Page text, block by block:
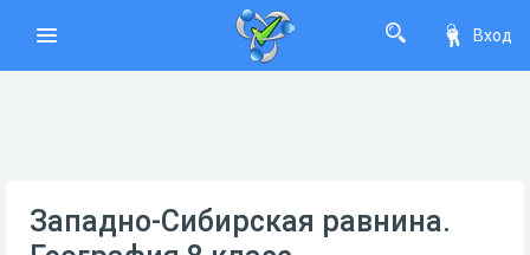
Вход
Западно-Сибирская равнина.